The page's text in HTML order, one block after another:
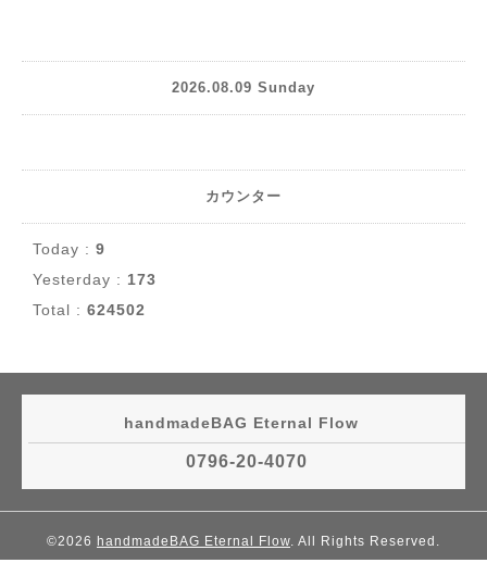
2026.08.09 Sunday
カウンター
Today : 9
Yesterday : 173
Total : 624502
handmadeBAG Eternal Flow
0796-20-4070
©2026 handmadeBAG Eternal Flow . All Rights Reserved.